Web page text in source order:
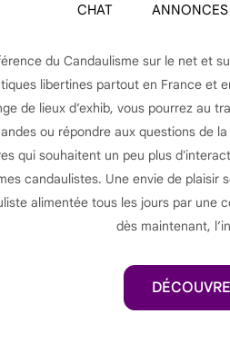
CHAT ANNONCES
du Candaulisme sur le net et
libertines partout en France et
de lieux d’exhib, vous pourrez au
ou répondre aux questions de
qui souhaitent un peu plus
candaulistes. Une envie de plaisir
alimentée tous les jours par une
dès maintenant,